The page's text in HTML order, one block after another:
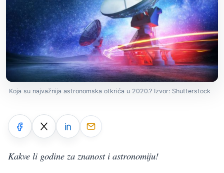
Koja su najvažnija astronomska otkrića u 2020.? Izvor: Shutterstock
Kakve li godine za znanost i astronomiju!